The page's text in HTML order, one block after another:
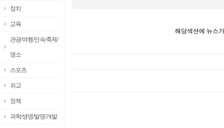
정치
교육
관광/여행/민속/축제/
명소
스포츠
외교
정책
과학/생명/발명/개발
해당섹션에 뉴스